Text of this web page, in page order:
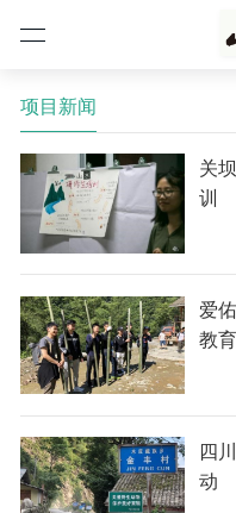
项目新闻
关
训
爱
教育
四
动